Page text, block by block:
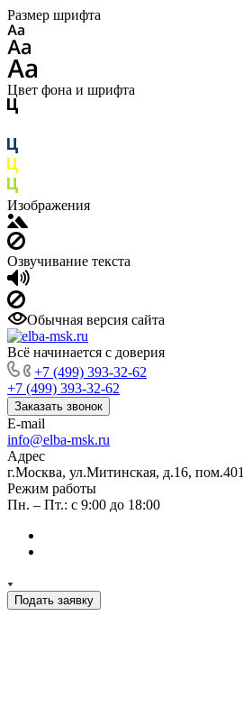
Размер шрифта
Цвет фона и шрифта
Изображения
Озвучивание текста
Обычная версия сайта
Всё начинается с доверия
+7 (499) 393-32-62
+7 (499) 393-32-62
Заказать звонок
E-mail
info@elba-msk.ru
Адрес
г.Москва, ул.Митинская, д.16, пом.401
Режим работы
Пн. – Пт.: с 9:00 до 18:00
Подать заявку